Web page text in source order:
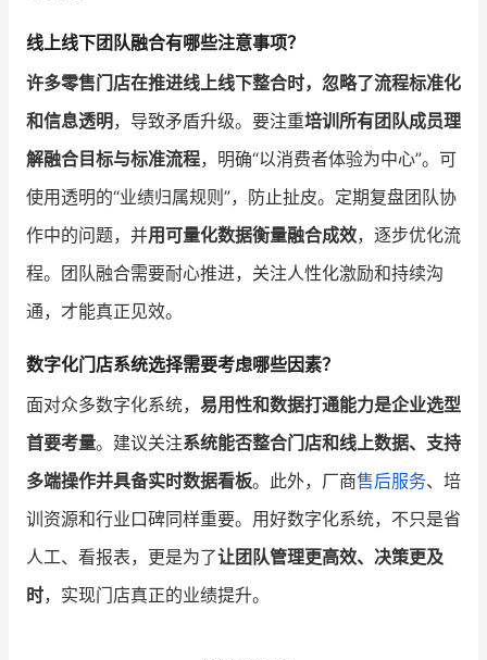
线上线下团队融合有哪些注意事项？
许多零售门店在推进线上线下整合时，忽略了流程标准化
和信息透明 ，导致矛盾升级。要注重培训所有团队成员理
解融合目标与标准流程，明确“以消费者体验为中心”。可
使用透明的“业绩归属规则”，防止扯皮。定期复盘团队协
作中的问题，并用可量化数据衡量融合成效，逐步优化流
程。团队融合需要耐心推进，关注人性化激励和持续沟
通，才能真正见效。
数字化门店系统选择需要考虑哪些因素？
面对众多数字化系统， 易用性和数据打通能力是企业选型
首要考量。建议关注系统能否整合门店和线上数据、支持
多端操作并具备实时数据看板。此外，厂商售后服务、培
训资源和行业口碑同样重要。用好数字化系统，不只是省
人工、看报表，更是为了让团队管理更高效、决策更及
时，实现门店真正的业绩提升。